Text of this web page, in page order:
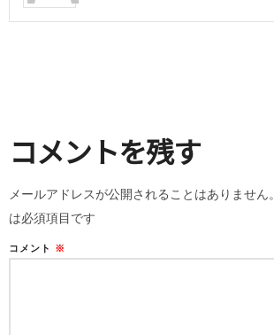
コメントを残す
メールアドレスが公開されることはありません。
は必須項目です
コメント ※